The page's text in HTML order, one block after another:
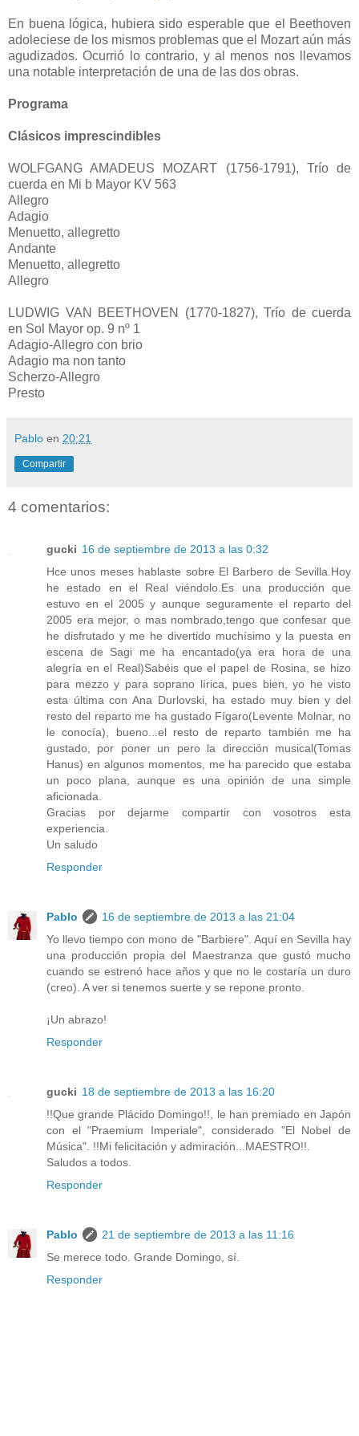
En buena lógica, hubiera sido esperable que el Beethoven
adoleciese de los mismos problemas que el Mozart aún más
agudizados. Ocurrió lo contrario, y al menos nos llevamos
una notable interpretación de una de las dos obras.
Programa
Clásicos imprescindibles
WOLFGANG AMADEUS MOZART (1756-1791), Trío de
cuerda en Mi b Mayor KV 563
Allegro
Adagio
Menuetto, allegretto
Andante
Menuetto, allegretto
Allegro
LUDWIG VAN BEETHOVEN (1770-1827), Trío de cuerda
en Sol Mayor op. 9 nº 1
Adagio-Allegro con brio
Adagio ma non tanto
Scherzo-Allegro
Presto
Pablo en 20:21
Compartir
4 comentarios:
gucki 16 de septiembre de 2013 a las 0:32
Hce unos meses hablaste sobre El Barbero de Sevilla.Hoy
he estado en el Real viéndolo.Es una producción que
estuvo en el 2005 y aunque seguramente el reparto del
2005 era mejor, o mas nombrado,tengo que confesar que
he disfrutado y me he divertido muchísimo y la puesta en
escena de Sagi me ha encantado(ya era hora de una
alegría en el Real)Sabéis que el papel de Rosina, se hizo
para mezzo y para soprano lírica, pues bien, yo he visto
esta última con Ana Durlovski, ha estado muy bien y del
resto del reparto me ha gustado Fígaro(Levente Molnar, no
le conocía), bueno...el resto de reparto también me ha
gustado, por poner un pero la dirección musical(Tomas
Hanus) en algunos momentos, me ha parecido que estaba
un poco plana, aunque es una opinión de una simple
aficionada.
Gracias por dejarme compartir con vosotros esta
experiencia.
Un saludo
Responder
Pablo
16 de septiembre de 2013 a las 21:04
Yo llevo tiempo con mono de "Barbiere". Aquí en Sevilla hay
una producción propia del Maestranza que gustó mucho
cuando se estrenó hace años y que no le costaría un duro
(creo). A ver si tenemos suerte y se repone pronto.
¡Un abrazo!
Responder
gucki 18 de septiembre de 2013 a las 16:20
!!Que grande Plácido Domingo!!, le han premiado en Japón
con el "Praemium Imperiale", considerado "El Nobel de
Música". !!Mi felicitación y admiración...MAESTRO!!.
Saludos a todos.
Responder
Pablo
21 de septiembre de 2013 a las 11:16
Se merece todo. Grande Domingo, sí.
Responder